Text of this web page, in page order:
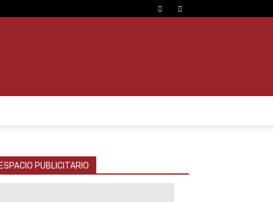
ESPACIO PUBLICITARIO